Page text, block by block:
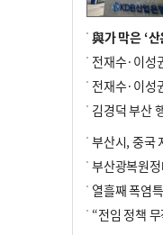
부산시, 중국
부산광복원